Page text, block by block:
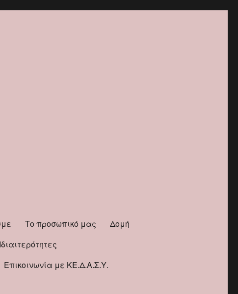
Το προσωπικό μας
Δομή
Επικοινωνία με ΚΕ.Δ.Α.Σ.Υ.